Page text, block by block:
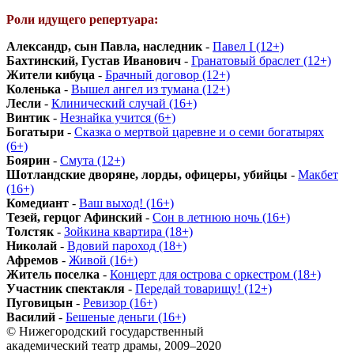
Роли идущего репертуара:
Александр, сын Павла, наследник - Павел I (12+)
Бахтинский, Густав Иванович - Гранатовый браслет (12+)
Жители кибуца - Брачный договор (12+)
Коленька - Вышел ангел из тумана (12+)
Лесли - Клинический случай (16+)
Винтик - Незнайка учится (6+)
Богатыри - Сказка о мертвой царевне и о семи богатырях
(6+)
Боярин - Смута (12+)
Шотландские дворяне, лорды, офицеры, убийцы - Макбет
(16+)
Комедиант - Ваш выход! (16+)
Тезей, герцог Афинский - Сон в летнюю ночь (16+)
Толстяк - Зойкина квартира (18+)
Николай - Вдовий пароход (18+)
Афремов - Живой (16+)
Житель поселка - Концерт для острова с оркестром (18+)
Участник спектакля - Передай товарищу! (12+)
Пуговицын - Ревизор (16+)
Василий - Бешеные деньги (16+)
© Нижегородский государственный
академический театр драмы, 2009–2020